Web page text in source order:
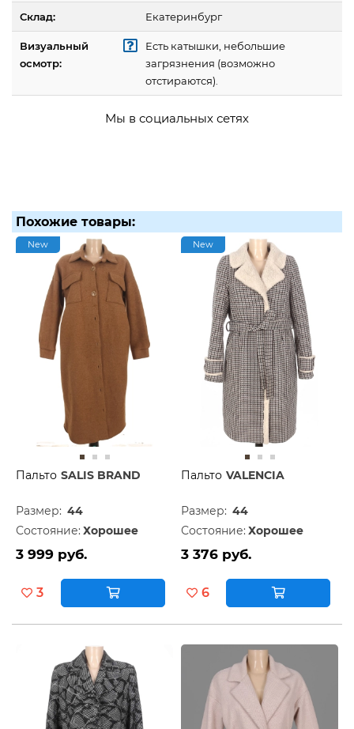
Склад: Екатеринбург
Визуальный
осмотр:
Есть катышки, небольшие
загрязнения (возможно
отстираются).
Мы в социальных сетях
Похожие товары:
New
Пальто SALIS BRAND
Размер: 44
Состояние: Хорошее
3 999 руб.
3
New
Пальто VALENCIA
Размер: 44
Состояние: Хорошее
3 376 руб.
6